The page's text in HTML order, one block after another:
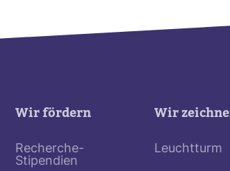
Wir fördern
Recherche-
Stipendien
Wir
Leuchtturm